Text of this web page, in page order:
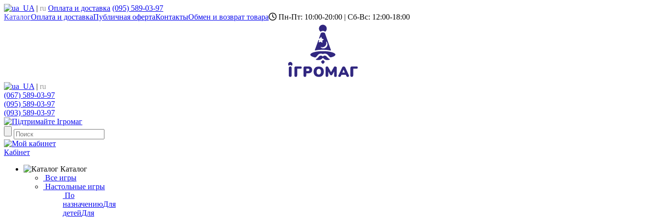
UA | ru Оплата и доставка (095) 589-03-97
КаталогОплата и доставкаПубличная офертаКонтактыОбмен и возврат товара Пн-Пт: 10:00-20:00 | Сб-Вс: 12:00-18:00
UA | ru
(067) 589-03-97
(095) 589-03-97
(093) 589-03-97
Кабінет
Каталог
Все игры
Настольные игры
По
назначениюДля
детейДля